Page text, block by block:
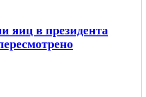
яиц в президента